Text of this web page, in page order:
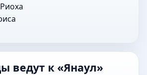
ведут к «Янаул»